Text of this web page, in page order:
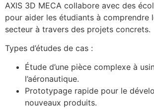
AXIS 3D MECA collabore avec des
pour aider les étudiants à comprendre
secteur à travers des projets concrets.
Types d’études de cas :
Étude d’une pièce complexe à
l’aéronautique.
Prototypage rapide pour le
nouveaux produits.